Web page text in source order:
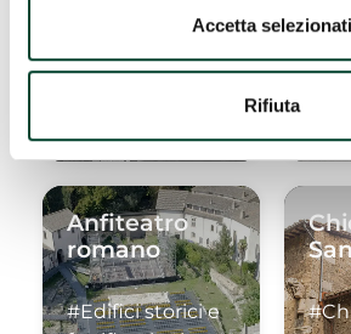
Accetta selezionati
Rifiuta
Anfiteatro
romano
#Edifici storici e